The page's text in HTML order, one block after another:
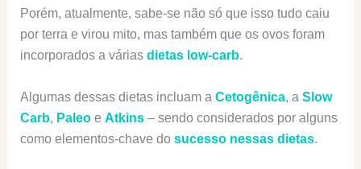
Porém, atualmente, sabe-se não só que isso tudo caiu
por terra e virou mito, mas também que os ovos foram
incorporados a várias dietas low-carb.
Algumas dessas dietas incluam a Cetogênica, a Slow
Carb, Paleoe Atkins– sendo considerados por alguns
como elementos-chave do sucesso nessas dietas.